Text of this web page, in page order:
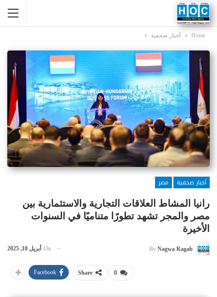
Home أخبار صحفية
أخبار صحفية
مصر
رانيا المشاط العلاقات التجارية والاستثمارية بين
مصر والمجر تشهد تطورًا متناميًا في السنوات
الأخيرة
By Nagwa Ragab
On أبريل 10, 2025
0
Share
Facebook